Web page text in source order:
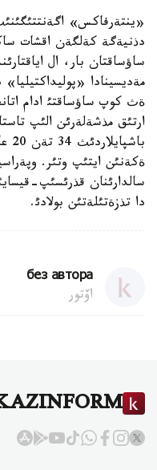
«ينتةرفاكس» اگةنتتئگئنئث
دذنيةگة كةلگةن اقشات
مةديسينادا
ةث كوپ ساؤساقتئ ادام
ارتئق مذشةلةرئن الئپ
ةكةنئن ايتئپ وتئر.
سالدارئنان قذرئسئپ-
دا تذزةتئلةتئن بولادئ.
без автора
اۆتور